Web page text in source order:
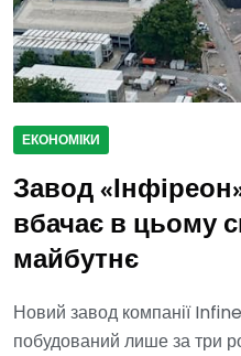
ЕКОНОМІКИ
Завод
вбачає в цьому
майбутнє
Новий завод компанії
побудований лише за три